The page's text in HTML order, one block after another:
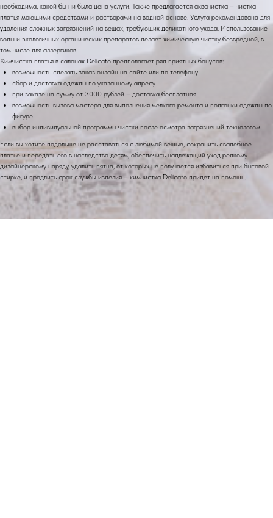
необходима, какой бы ни была цена услуги. Также предлагается аквачистка – чистка
платья моющими средствами и растворами на водной основе. Услуга рекомендована для
удаления сложных загрязнений на вещах, требующих деликатного ухода. Использование
воды и экологичных органических препаратов делает химическую чистку безвредной, в
том числе для аллергиков.
Химчистка платья в салонах Delicato предполагает ряд приятных бонусов:
возможность сделать заказ онлайн на сайте или по телефону
сбор и доставка одежды по указанному адресу
при заказе на сумму от 3000 рублей – доставка бесплатная
возможность вызова мастера для выполнения мелкого ремонта и подгонки одежды по
фигуре
выбор индивидуальной программы чистки после осмотра загрязнений технологом
Если вы хотите подольше не расставаться с любимой вещью, сохранить свадебное
платье и передать его в наследство детям, обеспечить надлежащий уход редкому
дизайнерскому наряду, удалить пятна, от которых не получается избавиться при бытовой
стирке, и продлить срок службы изделия – химчистка Delicato придет на помощь.